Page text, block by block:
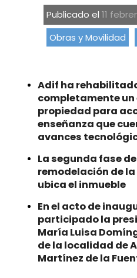
Publicado el 11
Obras y Movilidad
Adif ha
completamente un
propiedad para
enseñanza que
avances
La segunda fase
remodelación de
ubica el inmueble
En el acto de
participado la
María Luisa
de la localidad de
Martínez de la